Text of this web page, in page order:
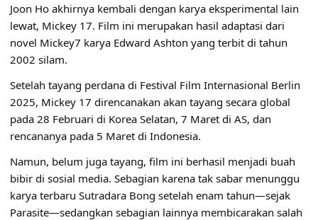
Joon Ho akhirnya kembali dengan karya eksperimental lain
lewat, Mickey 17. Film ini merupakan hasil adaptasi dari
novel Mickey7 karya Edward Ashton yang terbit di tahun
2002 silam.
Setelah tayang perdana di Festival Film Internasional Berlin
2025, Mickey 17 direncanakan akan tayang secara global
pada 28 Februari di Korea Selatan, 7 Maret di AS, dan
rencananya pada 5 Maret di Indonesia.
Namun, belum juga tayang, film ini berhasil menjadi buah
bibir di sosial media. Sebagian karena tak sabar menunggu
karya terbaru Sutradara Bong setelah enam tahun—sejak
Parasite—sedangkan sebagian lainnya membicarakan salah